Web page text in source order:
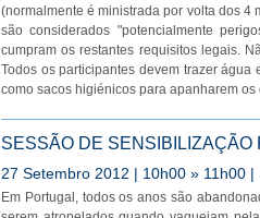
(normalmente é ministrada por volta dos 4
são considerados "potencialmente
cumpram os restantes requisitos legais.
Todos os participantes devem trazer
como sacos higiénicos para apanharem
SESSÃO DE
27 Setembro 2012 | 10h00 » 11h00
Em Portugal, todos os anos são